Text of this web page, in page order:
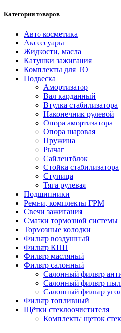
Категории товаров
Авто косметика
Аксессуары
Жидкости, масла
Катушки зажигания
Комплекты для ТО
Подвеска
Амортизатор
Вал карданный
Втулка стабилизатора
Наконечник рулевой
Опора амортизатора
Опора шаровая
Пружина
Рычаг
Сайлентблок
Стойка стабилизатора
Ступица
Тяга рулевая
Подшипники
Ремни, комплекты ГРМ
Свечи зажигания
Смазки тормозной системы
Тормозные колодки
Фильтр воздушный
Фильтр КПП
Фильтр масляный
Фильтр салонный
Салонный фильтр
Салонный фильтр
Салонный фильтр
Фильтр топливный
Щётки стеклоочистителя
Комплекты щеток